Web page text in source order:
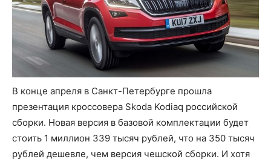
В конце апреля в Санкт-Петербурге прошла
презентация кроссовера Skoda Kodiaq российской
сборки. Новая версия в базовой комплектации будет
стоить 1 миллион 339 тысяч рублей, что на 350 тысяч
рублей дешевле, чем версия чешской сборки. И хотя